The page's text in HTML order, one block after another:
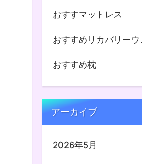
おすすマットレス
おすすめリカバリーウ
おすすめ枕
アーカイブ
2026年5月